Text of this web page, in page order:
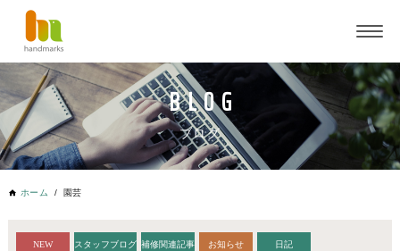
ブログ
ホーム 園芸
NEW スタッフブログ 補修関連記事 お知らせ 日記